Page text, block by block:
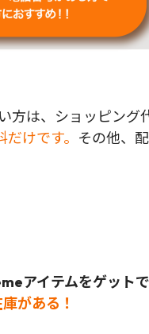
方は、ショッピング
けです。 その他、
アイテムをゲット
がある！